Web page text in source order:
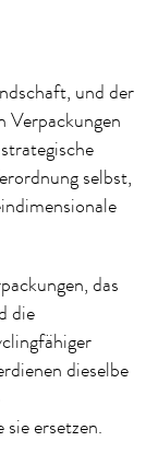
und der
Verpackungen
selbst,
das
die
dieselbe
ersetzen.